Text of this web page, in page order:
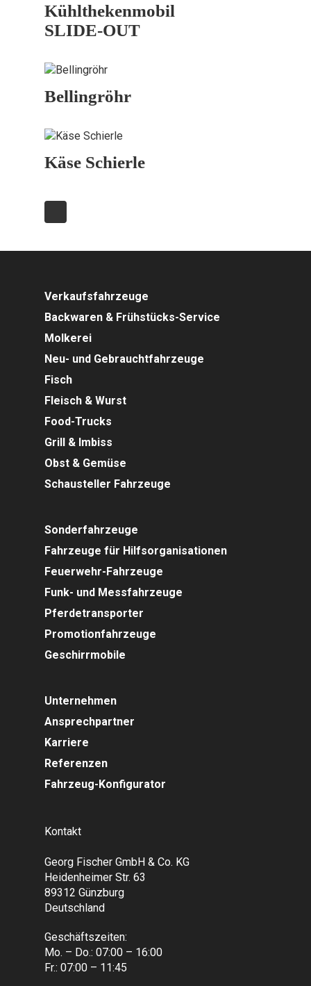
Kühlthekenmobil
SLIDE-OUT
Bellingröhr
Käse Schierle
Verkaufsfahrzeuge
Backwaren & Frühstücks-Service
Molkerei
Neu- und Gebrauchtfahrzeuge
Fisch
Fleisch & Wurst
Food-Trucks
Grill & Imbiss
Obst & Gemüse
Schausteller Fahrzeuge
Sonderfahrzeuge
Fahrzeuge für Hilfsorganisationen
Feuerwehr-Fahrzeuge
Funk- und Messfahrzeuge
Pferdetransporter
Promotionfahrzeuge
Geschirrmobile
Unternehmen
Ansprechpartner
Karriere
Referenzen
Fahrzeug-Konfigurator
Kontakt
Georg Fischer GmbH & Co. KG
Heidenheimer Str. 63
89312 Günzburg
Deutschland
Geschäftszeiten:
Mo. – Do.: 07:00 – 16:00
Fr.: 07:00 – 11:45